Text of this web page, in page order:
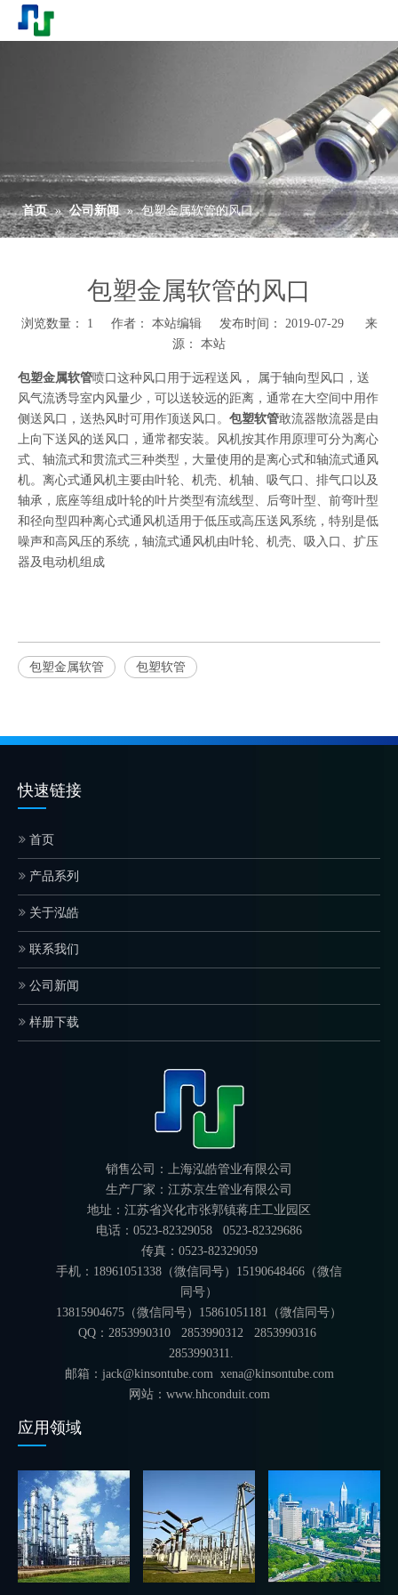
首页 » 公司新闻 » 包塑金属软管的风口
包塑金属软管的风口
浏览数量： 1 作者： 本站编辑 发布时间： 2019-07-29 来
源： 本站
包塑金属软管喷口这种风口用于远程送风， 属于轴向型风口，送
风气流诱导室内风量少，可以送较远的距离，通常在大空间中用作
侧送风口，送热风时可用作顶送风口。 包塑软管敢流器散流器是由
上向下送风的送风口，通常都安装。风机按其作用原理可分为离心
式、轴流式和贯流式三种类型，大量使用的是离心式和轴流式通风
机。离心式通风机主要由叶轮、机壳、机轴、吸气口、排气口以及
轴承，底座等组成叶轮的叶片类型有流线型、后弯叶型、前弯叶型
和径向型四种离心式通风机适用于低压或高压送风系统，特别是低
噪声和高风压的系统，轴流式通风机由叶轮、机壳、吸入口、扩压
器及电动机组成
包塑金属软管 包塑软管
快速链接
首页
产品系列
关于泓皓
联系我们
公司新闻
样册下载
销售公司：上海泓皓管业有限公司
生产厂家：江苏京生管业有限公司
地址：江苏省兴化市张郭镇蒋庄工业园区
电话：0523-82329058 0523-82329686
传真：0523-82329059
手机：18961051338（微信同号）15190648466（微信
同号）
13815904675（微信同号）15861051181（微信同号）
QQ：2853990310 2853990312
2853990316
2853990311.
邮箱：jack@kinsontube.com xena@kinsontube.com
网站：www.hhconduit.com
应用领域